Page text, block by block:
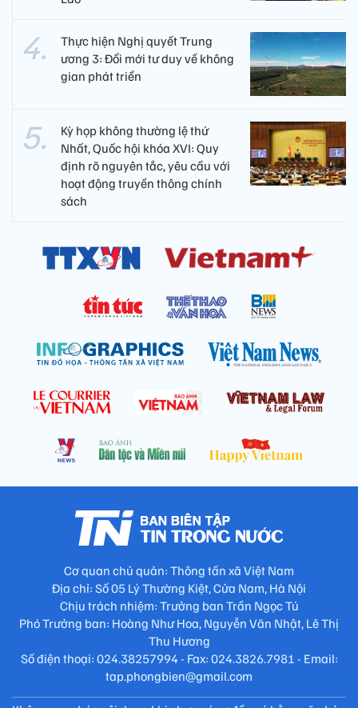
Thực hiện Nghị quyết Trung
ương 3: Đổi mới tư duy về không
gian phát triển
Kỳ họp không thường lệ thứ
Nhất, Quốc hội khóa XVI: Quy
định rõ nguyên tắc, yêu cầu với
hoạt động truyền thông chính
sách
Cơ quan chủ quản: Thông tấn xã Việt Nam
Địa chỉ: Số 05 Lý Thường Kiệt, Cửa Nam, Hà Nội
Chịu trách nhiệm: Trưởng ban Trần Ngọc Tú
Phó Trưởng ban: Hoàng Như Hoa, Nguyễn Văn Nhật, Lê Thị
Thu Hương
Số điện thoại: 024.38257994 - Fax: 024.3826.7981 - Email:
tap.phongbien@gmail.com